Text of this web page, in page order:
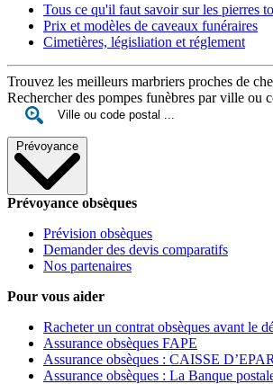
Tous ce qu'il faut savoir sur les pierres
Prix et modèles de caveaux funéraires
Cimetières, législiation et réglement
Trouvez les meilleurs marbriers proches de
Rechercher des pompes funèbres par ville ou
Prévoyance
Prévoyance obsèques
Prévision obsèques
Demander des devis comparatifs
Nos partenaires
Pour vous aider
Racheter un contrat obsèques avant le
Assurance obsèques FAPE
Assurance obsèques : CAISSE
Assurance obsèques : La Banque